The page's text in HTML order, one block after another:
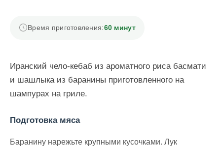
Время приготовления:60 минут
Иранский чело-кебаб из ароматного риса басмати
и шашлыка из баранины приготовленного на
шампурах на гриле.
Подготовка мяса
Баранину нарежьте крупными кусочками. Лук